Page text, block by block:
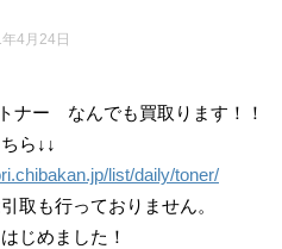
4月24日
ナー なんでも買取ります！！
ら↓↓
list/daily/toner/
取も行っておりません。
じめました！